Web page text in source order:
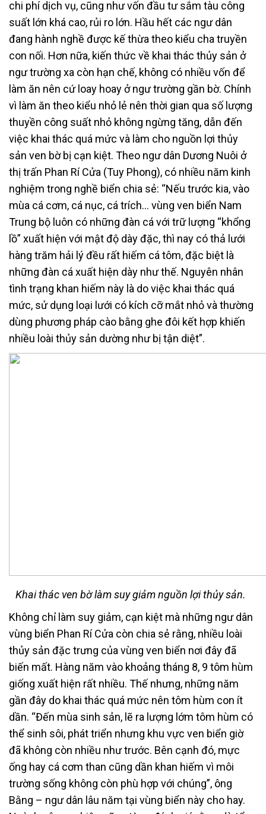
chi phí dịch vụ, cũng như vốn đầu tư sắm tàu công
suất lớn khá cao, rủi ro lớn. Hầu hết các ngư dân
đang hành nghề được kế thừa theo kiểu cha truyền
con nối. Hơn nữa, kiến thức về khai thác thủy sản ở
ngư trường xa còn hạn chế, không có nhiều vốn để
làm ăn nên cứ loay hoay ở ngư trường gần bờ. Chính
vì làm ăn theo kiểu nhỏ lẻ nên thời gian qua số lượng
thuyền công suất nhỏ không ngừng tăng, dẫn đến
việc khai thác quá mức và làm cho nguồn lợi thủy
sản ven bờ bị cạn kiệt. Theo ngư dân Dương Nuôi ở
thị trấn Phan Rí Cửa (Tuy Phong), có nhiều năm kinh
nghiệm trong nghề biển chia sẻ: “Nếu trước kia, vào
mùa cá cơm, cá nục, cá trích… vùng ven biển Nam
Trung bộ luôn có những đàn cá với trữ lượng “khổng
lồ” xuất hiện với mật độ dày đặc, thì nay có thả lưới
hàng trăm hải lý đều rất hiếm cá tôm, đặc biệt là
những đàn cá xuất hiện dày như thế. Nguyên nhân
tình trạng khan hiếm này là do việc khai thác quá
mức, sử dụng loại lưới có kích cỡ mắt nhỏ và thường
dùng phương pháp cào bằng ghe đôi kết hợp khiến
nhiều loài thủy sản dường như bị tận diệt”.
Khai thác ven bờ làm suy giảm nguồn lợi thủy sản.
Không chỉ làm suy giảm, cạn kiệt mà những ngư dân
vùng biển Phan Rí Cửa còn chia sẻ rằng, nhiều loài
thủy sản đặc trưng của vùng ven biển nơi đây đã
biến mất. Hàng năm vào khoảng tháng 8, 9 tôm hùm
giống xuất hiện rất nhiều. Thế nhưng, những năm
gần đây do khai thác quá mức nên tôm hùm con ít
dần. “Đến mùa sinh sản, lẽ ra lượng lớm tôm hùm có
thể sinh sôi, phát triển nhưng khu vực ven biển giờ
đã không còn nhiều như trước. Bên cạnh đó, mực
ống hay cá cơm than cũng dần khan hiếm vì môi
trường sống không còn phù hợp với chúng”, ông
Bằng – ngư dân lâu năm tại vùng biển này cho hay.